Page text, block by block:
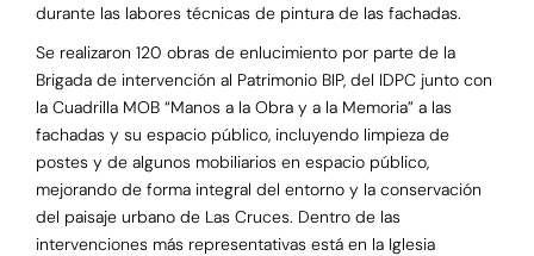
durante las labores técnicas de pintura de las fachadas.
Se realizaron 120 obras de enlucimiento por parte de la
Brigada de intervención al Patrimonio BIP, del IDPC junto con
la Cuadrilla MOB “Manos a la Obra y a la Memoria” a las
fachadas y su espacio público, incluyendo limpieza de
postes y de algunos mobiliarios en espacio público,
mejorando de forma integral del entorno y la conservación
del paisaje urbano de Las Cruces. Dentro de las
intervenciones más representativas está en la Iglesia